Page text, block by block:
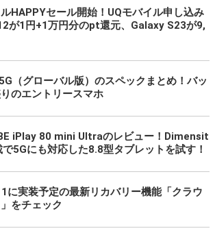
HAPPYセール開始！UQモバイル申し込み
が1円+1万円分のpt還元、Galaxy S23が9,
（グローバル版）のスペックまとめ！バッ
のエントリースマホ
iPlay 80 mini Ultraのレビュー！Dimensit
5Gにも対応した8.8型タブレットを試す！
に実装予定の最新リカバリー機能「クラウ
をチェック